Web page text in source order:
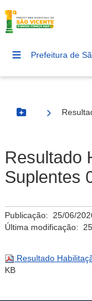
Prefeitura de
Botão Menu
Resultado
Suplentes
Publicação: 25/06/
Última modificação:
Resultado
KB